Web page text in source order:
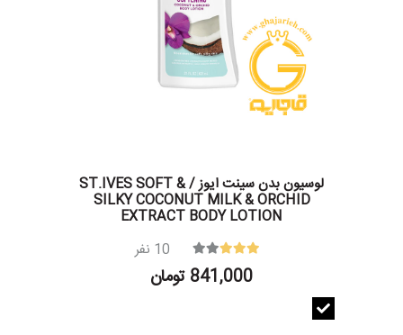
لوسیون بدن سینت ایوز / ST.IVES SOFT &
SILKY COCONUT MILK & ORCHID
EXTRACT BODY LOTION
10 نفر
841,000 تومان